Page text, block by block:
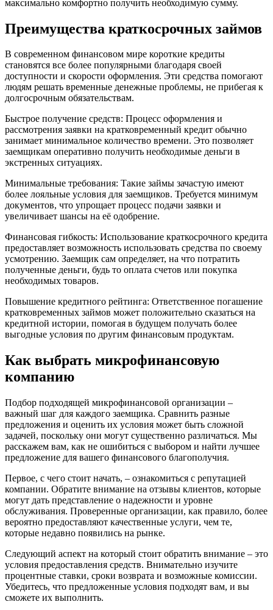
максимально комфортно получить необходимую сумму.
Преимущества краткосрочных займов
В современном финансовом мире короткие кредиты
становятся все более популярными благодаря своей
доступности и скорости оформления. Эти средства помогают
людям решать временные денежные проблемы, не прибегая к
долгосрочным обязательствам.
Быстрое получение средств: Процесс оформления и
рассмотрения заявки на кратковременный кредит обычно
занимает минимальное количество времени. Это позволяет
заемщикам оперативно получить необходимые деньги в
экстренных ситуациях.
Минимальные требования: Такие займы зачастую имеют
более лояльные условия для заемщиков. Требуется минимум
документов, что упрощает процесс подачи заявки и
увеличивает шансы на её одобрение.
Финансовая гибкость: Использование краткосрочного кредита
предоставляет возможность использовать средства по своему
усмотрению. Заемщик сам определяет, на что потратить
полученные деньги, будь то оплата счетов или покупка
необходимых товаров.
Повышение кредитного рейтинга: Ответственное погашение
кратковременных займов может положительно сказаться на
кредитной истории, помогая в будущем получать более
выгодные условия по другим финансовым продуктам.
Как выбрать микрофинансовую
компанию
Подбор подходящей микрофинансовой организации –
важный шаг для каждого заемщика. Сравнить разные
предложения и оценить их условия может быть сложной
задачей, поскольку они могут существенно различаться. Мы
расскажем вам, как не ошибиться с выбором и найти лучшее
предложение для вашего финансового благополучия.
Первое, с чего стоит начать, – ознакомиться с репутацией
компании. Обратите внимание на отзывы клиентов, которые
могут дать представление о надежности и уровне
обслуживания. Проверенные организации, как правило, более
вероятно предоставляют качественные услуги, чем те,
которые недавно появились на рынке.
Следующий аспект на который стоит обратить внимание – это
условия предоставления средств. Внимательно изучите
процентные ставки, сроки возврата и возможные комиссии.
Убедитесь, что предложенные условия подходят вам, и вы
сможете их выполнить.